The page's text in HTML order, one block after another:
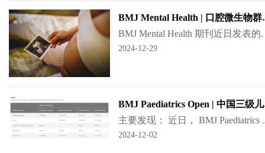
BMJ Mental
BMJ Mental Health 期刊近日发表的一项
2024-12-29
BMJ
主要发现： 近日， BMJ
2024-12-02